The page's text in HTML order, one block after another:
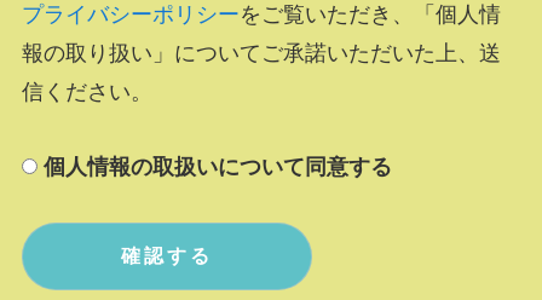
プライバシーポリシーをご覧いただき、「個人情
報の取り扱い」についてご承諾いただいた上、送
信ください。
個人情報の取扱いについて同意する